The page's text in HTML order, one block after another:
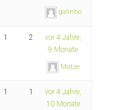
galinho
1 2
vor 4 Jahre,
9 Monate
Matze
1 1
vor 4 Jahre,
10 Monate